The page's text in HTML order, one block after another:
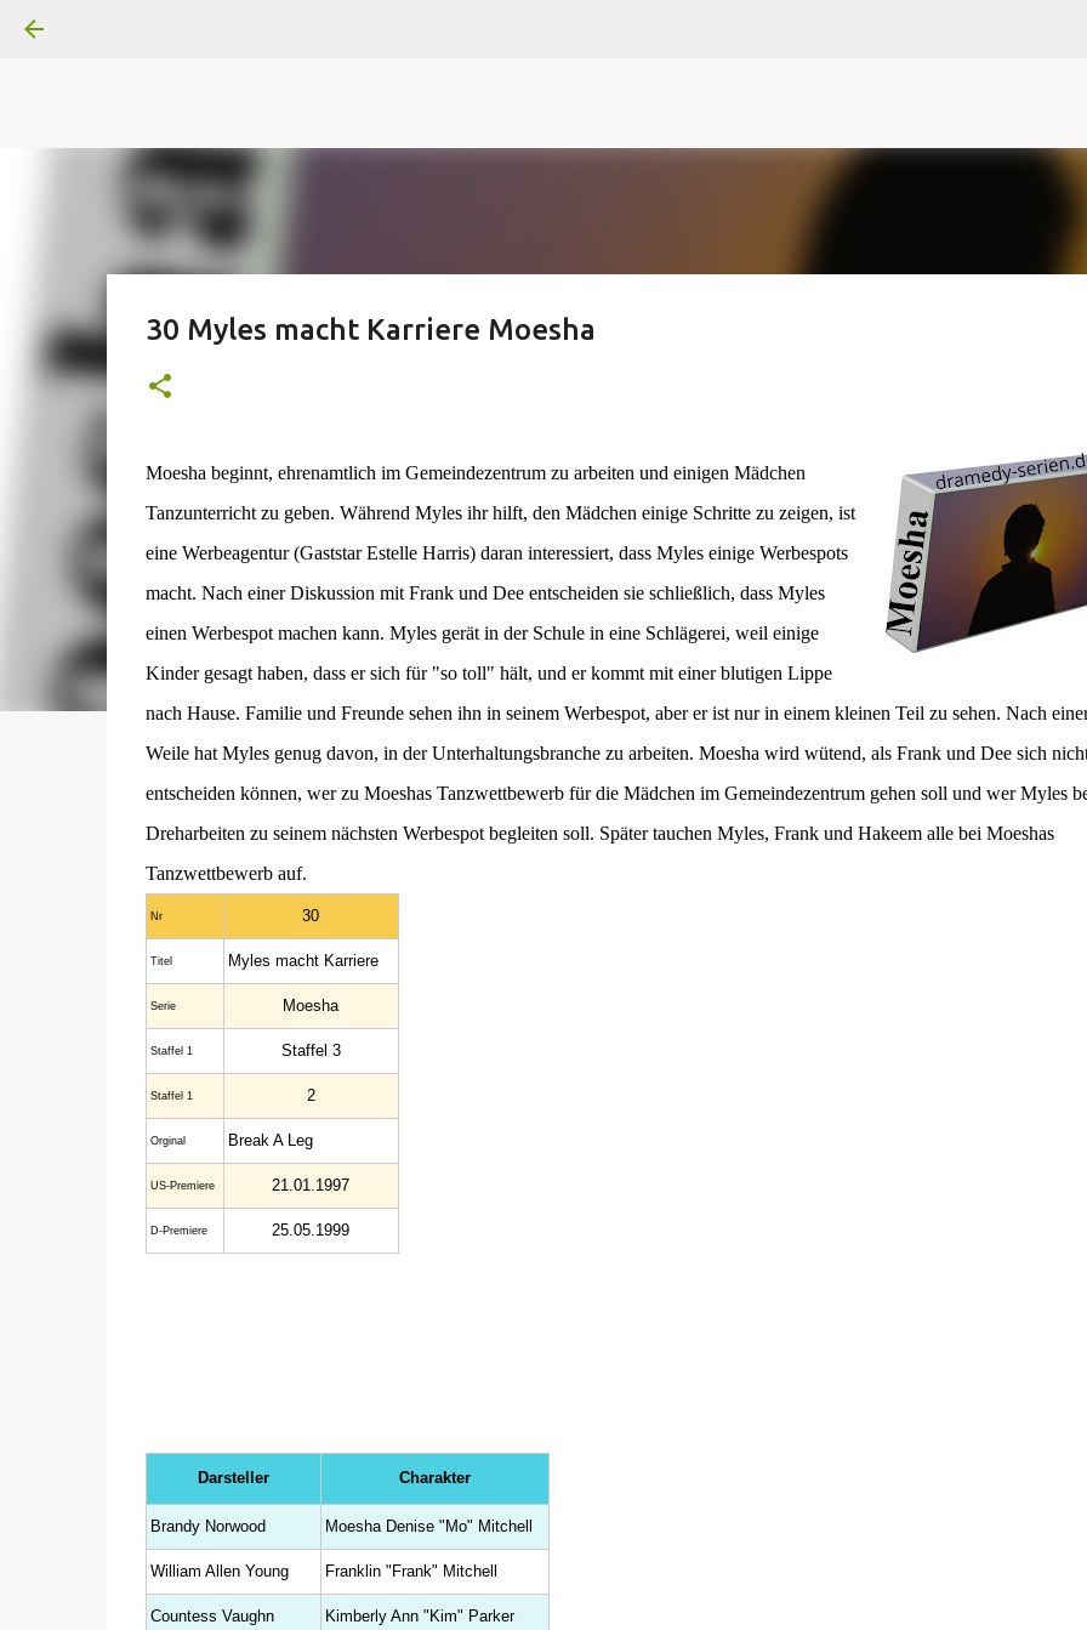
Superheldenserien
30 Myles macht Karriere Moesha
Moesha beginnt, ehrenamtlich im Gemeindezentrum zu arbeiten und einigen Mädchen
Tanzunterricht zu geben. Während Myles ihr hilft, den Mädchen einige Schritte zu zeigen, ist
eine Werbeagentur (Gaststar Estelle Harris) daran interessiert, dass Myles einige Werbespots
macht. Nach einer Diskussion mit Frank und Dee entscheiden sie schließlich, dass Myles
einen Werbespot machen kann. Myles gerät in der Schule in eine Schlägerei, weil einige
Kinder gesagt haben, dass er sich für "so toll" hält, und er kommt mit einer blutigen Lippe
nach Hause. Familie und Freunde sehen ihn in seinem Werbespot, aber er ist nur in einem kleinen Teil zu sehen. Nach
Weile hat Myles genug davon, in der Unterhaltungsbranche zu arbeiten. Moesha wird wütend, als Frank und Dee sich
entscheiden können, wer zu Moeshas Tanzwettbewerb für die Mädchen im Gemeindezentrum gehen soll und wer Myles
Dreharbeiten zu seinem nächsten Werbespot begleiten soll. Später tauchen Myles, Frank und Hakeem alle bei Moeshas
Tanzwettbewerb auf.
Nr 30
Titel Myles macht Karriere
Serie Moesha
Staffel 1 Staffel 3
Staffel 1 2
Orginal Break A Leg
US-Premiere 21.01.1997
D-Premiere 25.05.1999
Darsteller Charakter
Brandy Norwood Moesha Denise "Mo" Mitchell
William Allen Young Franklin "Frank" Mitchell
Countess Vaughn Kimberly Ann "Kim" Parker